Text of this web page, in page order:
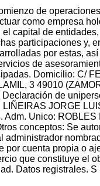
de
como empresa
el capital de
participaciones y,
por estas,
de
Domicilio: C/
3 49010
Declaración de
JORGE
Adm. Unico: ROBLES
conceptos: Se
administrador
por cuenta propia o
que constituye el
Datos registrales. S